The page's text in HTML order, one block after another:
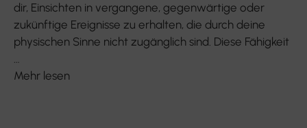
dir, Einsichten in vergangene, gegenwärtige oder
zukünftige Ereignisse zu erhalten, die durch deine
physischen Sinne nicht zugänglich sind. Diese Fähigkeit
…
Mehr lesen